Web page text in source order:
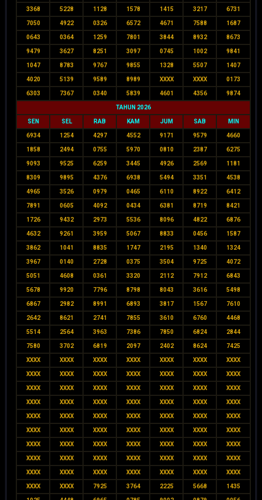
3368 5228 1128 1578 1415 3217 6731
7050 4922 0326 6572 4671 7588 1687
0643 0364 1259 7801 3844 8932 8673
9479 3627 8251 3097 0745 1002 9841
1047 8783 9767 9855 1328 5507 1407
4020 5139 9589 8989 XXXX XXXX 0173
6303 7367 0340 5839 4601 4356 9874
TAHUN 2026
SEN SEL RAB KAM JUM SAB MIN
6934 1254 4297 4552 9171 9579 4660
1858 2494 0755 5970 0810 2387 6275
9093 9525 6259 3445 4926 2569 1181
8309 9895 4376 6938 5494 3351 4538
4965 3526 0979 0465 6110 8922 6412
7891 0605 4092 0434 6381 8719 8421
1726 9432 2973 5536 8096 4822 6876
4632 9261 3959 5067 8833 0456 1587
3862 1041 8835 1747 2195 1340 1324
3967 0140 2728 0375 3504 9725 4072
5051 4608 0361 3320 2112 7912 6843
5678 9920 7796 8798 8043 3616 5498
6867 2982 8991 6893 3817 1567 7610
2642 8621 2741 7855 3610 6760 4468
5514 2564 3963 7386 7850 6824 2844
7580 3702 6819 2097 2402 8624 7425
XXXX XXXX XXXX XXXX XXXX XXXX XXXX
XXXX XXXX XXXX XXXX XXXX XXXX XXXX
XXXX XXXX XXXX XXXX XXXX XXXX XXXX
XXXX XXXX XXXX XXXX XXXX XXXX XXXX
XXXX XXXX XXXX XXXX XXXX XXXX XXXX
XXXX XXXX XXXX XXXX XXXX XXXX XXXX
XXXX XXXX XXXX XXXX XXXX XXXX XXXX
XXXX XXXX XXXX XXXX XXXX XXXX XXXX
XXXX XXXX XXXX XXXX XXXX XXXX XXXX
XXXX XXXX 7925 3764 2225 5668 1435